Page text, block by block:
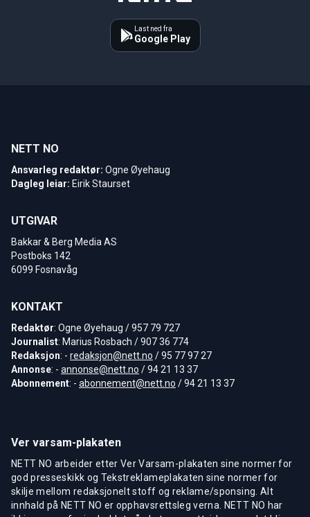
Last ned fra
Google Play
NETT NO
Ansvarleg redaktør: Ogne Øyehaug
Dagleg leiar: Eirik Staurset
UTGIVAR
Bakkar & Berg Media AS
Postboks 142
6099 Fosnavåg
KONTAKT
Redaktør: Ogne Øyehaug / 957 79 727
Journalist: Marius Rosbach / 907 36 774
Redaksjon: - redaksjon@nett.no / 95 77 97 27
Annonse: - annonse@nett.no / 94 21 13 37
Abonnement: - abonnement@nett.no / 94 21 13 37
Ver varsam-plakaten
NETT NO arbeider etter Ver Varsam-plakaten sine normer for
god presseskikk og Tekstreklameplakaten sine normer for
skilje mellom redaksjonelt stoff og reklame/sponsing. Alt
innhald på NETT NO er opphavsrettsleg verna. NETT NO har